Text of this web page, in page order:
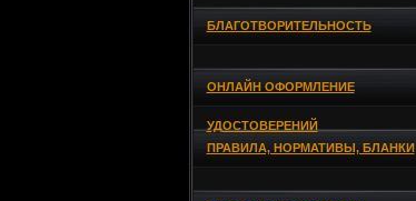
БЛАГОТВОРИТЕЛЬНОСТЬ
ОНЛАЙН ОФОРМЛЕНИЕ
УДОСТОВЕРЕНИЙ
ПРАВИЛА, НОРМАТИВЫ, БЛАНКИ